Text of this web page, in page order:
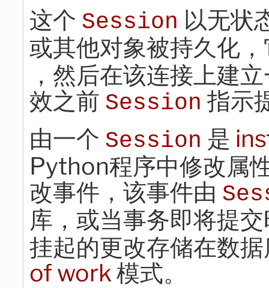
这个 Session 以无状
或其他对象被持久化
，然后在该连接上建
效之前 Session 指示
由一个 Session 是
Python程序中修改属
改事件，该事件由
库，或当事务即将提
挂起的更改存储在数
of work模式。